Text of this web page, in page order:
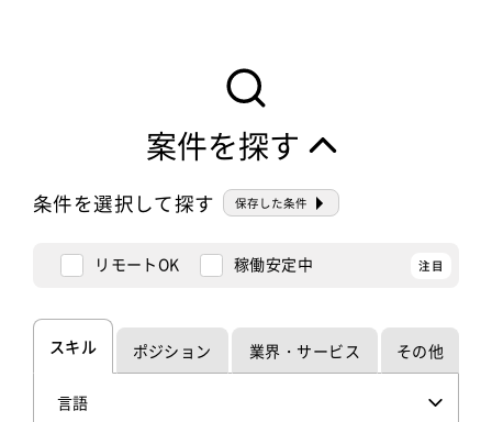
案件を探す
条件を選択して探す 保存した条件
リモートOK 稼働安定中
スキル ポジション 業界・サービス その他
言語